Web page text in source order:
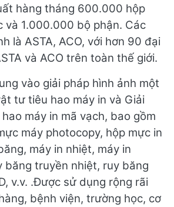
hàng tháng 600.000 hộp
và 1.000.000 bộ phận. Các
là ASTA, ACO, với hơn 90 đại
và ACO trên toàn thế giới.
vào giải pháp hình ảnh một
tư tiêu hao máy in và Giải
máy in mã vạch, bao gồm
máy photocopy, hộp mực in
máy in nhiệt, máy in
băng truyền nhiệt, ruy băng
v.v. .Được sử dụng rộng rãi
bệnh viện, trường học, cơ